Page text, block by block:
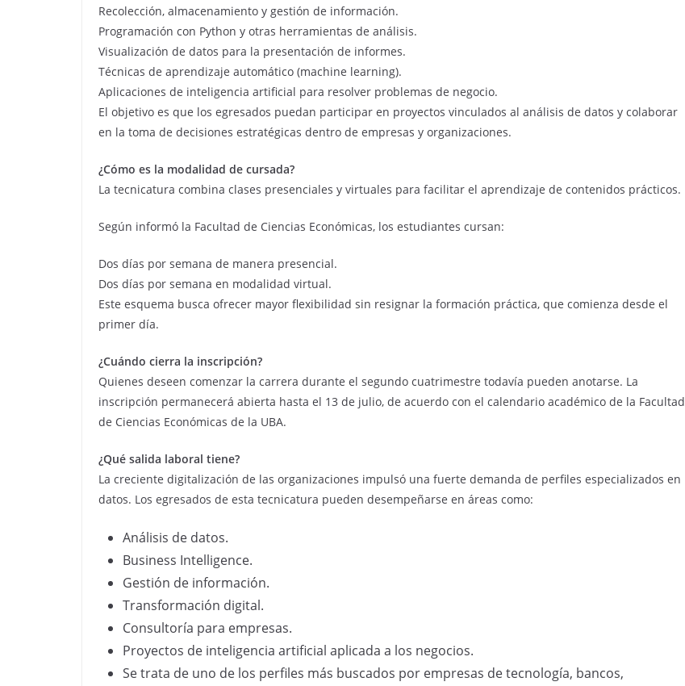
Recolección, almacenamiento y gestión de información.
Programación con Python y otras herramientas de análisis.
Visualización de datos para la presentación de informes.
Técnicas de aprendizaje automático (machine learning).
Aplicaciones de inteligencia artificial para resolver problemas de negocio.
El objetivo es que los egresados puedan participar en proyectos vinculados al análisis de datos y colaborar
en la toma de decisiones estratégicas dentro de empresas y organizaciones.
¿Cómo es la modalidad de cursada?
La tecnicatura combina clases presenciales y virtuales para facilitar el aprendizaje de contenidos prácticos.
Según informó la Facultad de Ciencias Económicas, los estudiantes cursan:
Dos días por semana de manera presencial.
Dos días por semana en modalidad virtual.
Este esquema busca ofrecer mayor flexibilidad sin resignar la formación práctica, que comienza desde el
primer día.
¿Cuándo cierra la inscripción?
Quienes deseen comenzar la carrera durante el segundo cuatrimestre todavía pueden anotarse. La
inscripción permanecerá abierta hasta el 13 de julio, de acuerdo con el calendario académico de la Facultad
de Ciencias Económicas de la UBA.
¿Qué salida laboral tiene?
La creciente digitalización de las organizaciones impulsó una fuerte demanda de perfiles especializados en
datos. Los egresados de esta tecnicatura pueden desempeñarse en áreas como:
Análisis de datos.
Business Intelligence.
Gestión de información.
Transformación digital.
Consultoría para empresas.
Proyectos de inteligencia artificial aplicada a los negocios.
Se trata de uno de los perfiles más buscados por empresas de tecnología, bancos,